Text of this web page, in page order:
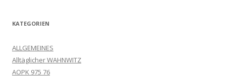
KATEGORIEN
ALLGEMEINES
Alltäglicher WAHNWITZ
AOPK 975 76